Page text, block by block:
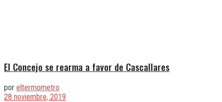
El Concejo se rearma a favor de Cascallares
por eltermometro
28 noviembre, 2019